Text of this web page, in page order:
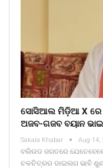
ସୋସିଆଲ ମିଡ଼ିଆ X ରେ
ଅଜବ-ଗଜବ ବୟାନ
Sakala Khabar Aug 14,
ବଲିଉଡ ଜଗତରେ
ଚଳଚିତ୍ରର ଡାଇଲଗ ଭାବି